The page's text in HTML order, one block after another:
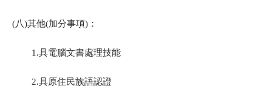
(八)其他(加分事項)：
1.具電腦文書處理技能
2.具原住民族語認證